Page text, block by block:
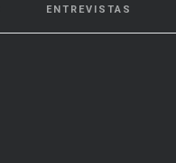
ENTREVISTAS